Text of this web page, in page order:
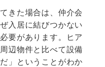
きた場合は、仲介会
入居に結びつかない
要があります。ヒア
辺物件と比べて設備
」ということがわか